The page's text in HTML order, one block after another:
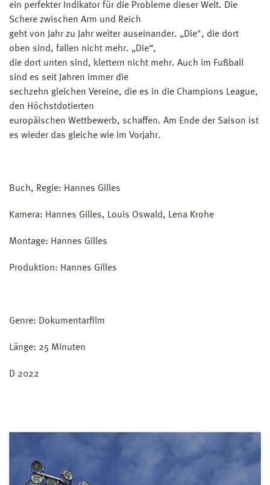
ein perfekter Indikator für die Probleme dieser Welt. Die
Schere zwischen Arm und Reich
geht von Jahr zu Jahr weiter auseinander. „Die", die dort
oben sind, fallen nicht mehr. „Die“,
die dort unten sind, klettern nicht mehr. Auch im Fußball
sind es seit Jahren immer die
sechzehn gleichen Vereine, die es in die Champions League,
den Höchstdotierten
europäischen Wettbewerb, schaffen. Am Ende der Saison ist
es wieder das gleiche wie im Vorjahr.
Buch, Regie: Hannes Gilles
Kamera: Hannes Gilles, Louis Oswald, Lena Krohe
Montage: Hannes Gilles
Produktion: Hannes Gilles
Genre: Dokumentarfilm
Länge: 25 Minuten
D 2022